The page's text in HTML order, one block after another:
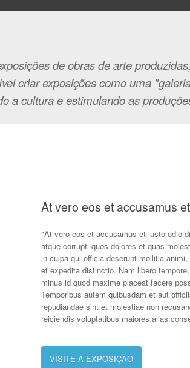
de obras de arte
criar exposições como uma
a cultura e estimulando as
At vero eos et accusamus
"At vero eos et accusamus et iusto odio
atque corrupti quos dolores et quas
in culpa qui officia deserunt mollitia
et expedita distinctio. Nam libero
minus id quod maxime placeat facere
Temporibus autem quibusdam et aut
repudiandae sint et molestiae non
reiciendis voluptatibus maiores alias
VISITE A EXPOSIÇÃO